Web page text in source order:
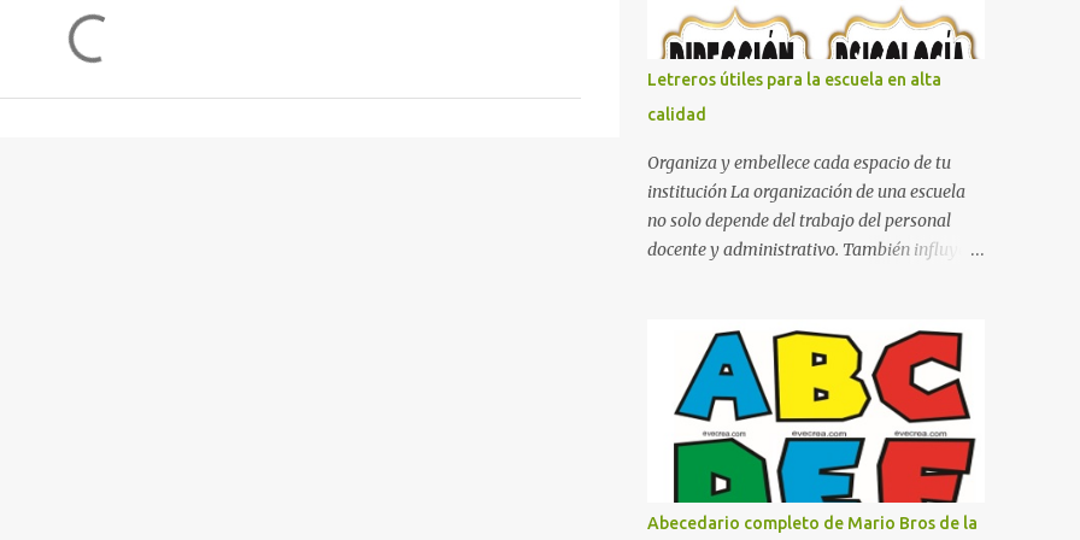
con pósters Cama con diseño de ring de
boxeo Ideas para decoraciones de fiestas
infantiles Cosas bonitas que se pueden hacer
con gomas de coche
Letreros útiles para la escuela en alta
calidad
Organiza y embellece cada espacio de tu
institución La organización de una escuela
no solo depende del trabajo del personal
docente y administrativo. También influye la
una función práctica al orientar a
estudiantes, padres de familia, docentes y
visitantes, pero además aportan un toque
decorativo que hace que la institución luzca
más ordenada, moderna y acogedora.
Pensando en esta necesidad, he diseñado
una colección de letreros útiles para la
Abecedario completo de Mario Bros de la